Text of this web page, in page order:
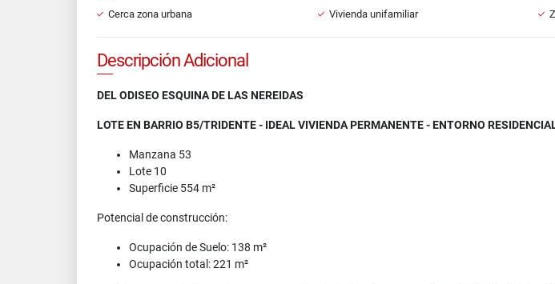
Cerca zona urbana Vivienda unifamiliar
Descripción Adicional
DEL ODISEO ESQUINA DE LAS NEREIDAS
LOTE EN BARRIO B5/TRIDENTE - IDEAL VIVIENDA PERMANENTE - ENTORNO
Manzana 53
Lote 10
Superficie 554 m²
Potencial de construcción:
Ocupación de Suelo: 138 m²
Ocupación total: 221 m²